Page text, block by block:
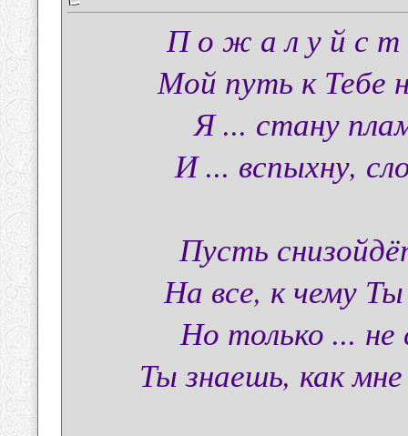
П о ж а л у й с т
Мой путь к Тебе
Я ... стану
И ... вспыхну,
Пусть
На все, к чему
Но только ...
Ты знаешь, как